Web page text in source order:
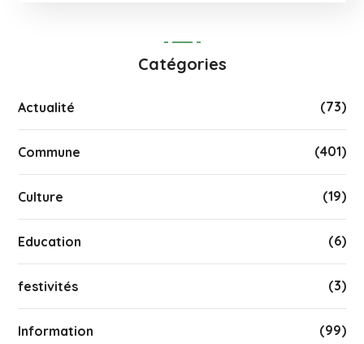
Catégories
Actualité (73)
Commune (401)
Culture (19)
Education (6)
festivités (3)
Information (99)